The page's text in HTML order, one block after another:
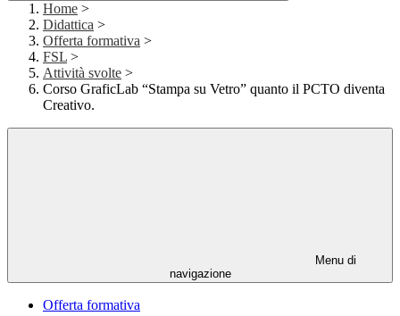
Home >
Didattica >
Offerta formativa >
FSL >
Attività svolte >
Corso GraficLab “Stampa su Vetro” quanto il PCTO diventa
Creativo.
Menu di
navigazione
Offerta formativa